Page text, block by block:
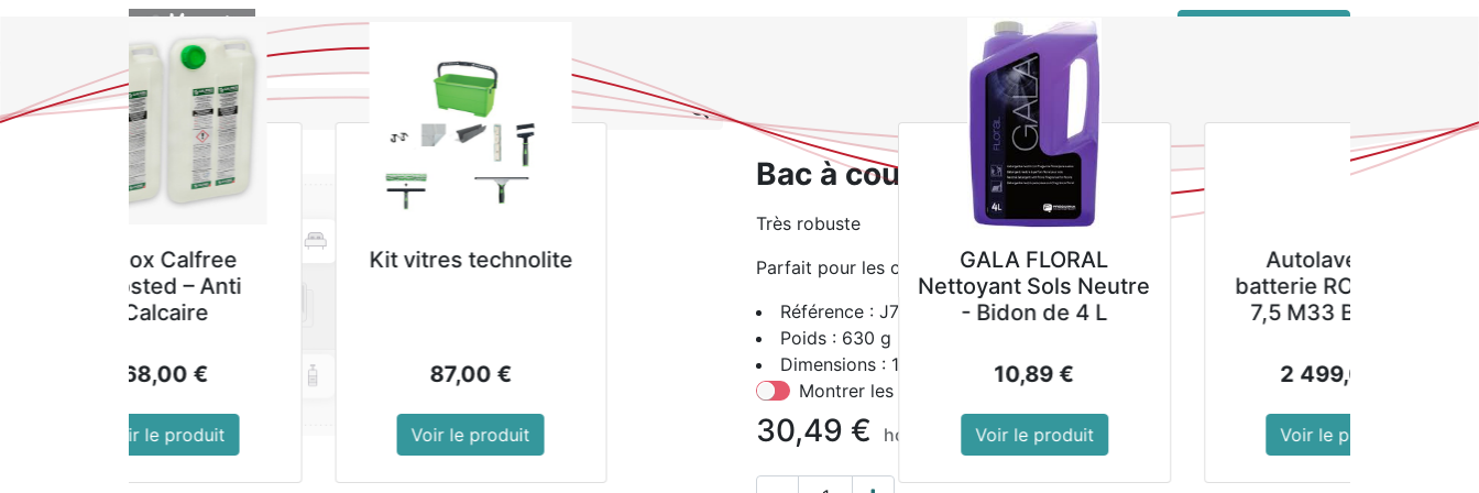
BOUTIQUE Se connecter
Bac à couverts Vogue
Bac à couverts Vogue
Très robuste
Parfait pour les cantines
Référence : J702
Poids : 630 g
Dimensions : 178(H) x 330(L) x 230(P) mm
Montrer les prix avec la taxe inclue
30,49 € hors TVA
GALA FLORAL
10,89€
Voir le produit
Autolaveuse à
batterie ROLLY NRG
7,5 M33 BC 10Ah
2 499,00€
Voir le produit
Autolaveuse à
batterie ROLLY NRG
7,5 M33 BC 20Ah
2 705,00
Voir le produit
Destructeur de
mousses et lichens
sur les murs, façades
43,89
Voir le produit